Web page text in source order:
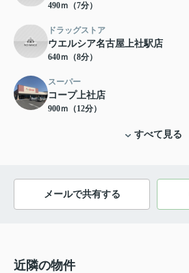
490ｍ（7分）
ドラッグストア
ウエルシア名古屋上社駅店
640ｍ（8分）
スーパー
コープ上社店
900ｍ（12分）
すべて見る
メールで共有する
近隣の物件